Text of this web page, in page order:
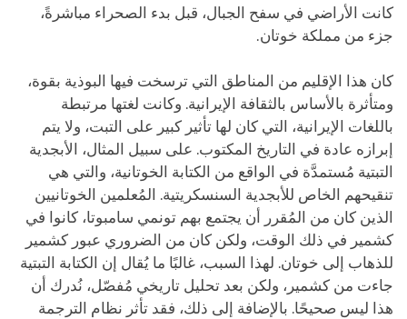
كانت الأراضي في سفح الجبال، قبل بدء الصحراء مباشرةً،
جزء من مملكة خوتان.
كان هذا الإقليم من المناطق التي ترسخت فيها البوذية بقوة،
ومتأثرة بالأساس بالثقافة الإيرانية. وكانت لغتها مرتبطة
باللغات الإيرانية، التي كان لها تأثير كبير على التبت، ولا يتم
إبرازه عادة في التاريخ المكتوب. على سبيل المثال، الأبجدية
التبتية مُستمدَّة في الواقع من الكتابة الخوتانية، والتي هي
تنقيحهم الخاص للأبجدية السنسكريتية. المُعلمين الخوتانيين
الذين كان من المُقرر أن يجتمع بهم تونمي سامبوتا، كانوا في
كشمير في ذلك الوقت، ولكن كان من الضروري عبور كشمير
للذهاب إلى خوتان. لهذا السبب، غالبًا ما يُقال إن الكتابة التبتية
جاءت من كشمير، ولكن بعد تحليل تاريخي مُفصّل، نُدرك أن
هذا ليس صحيحًا. بالإضافة إلى ذلك، فقد تأثر نظام الترجمة